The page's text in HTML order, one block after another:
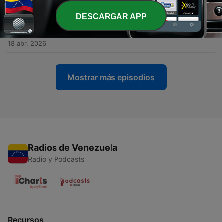
25 abr. 2026
6 - Alejandro Sanz: el madrileño que conquistó
Latinoamérica con flamenco
18 abr. 2026
Mostrar más episodios
Radios de Venezuela
Radio y Podcasts
Recursos
DESCARGAR APP